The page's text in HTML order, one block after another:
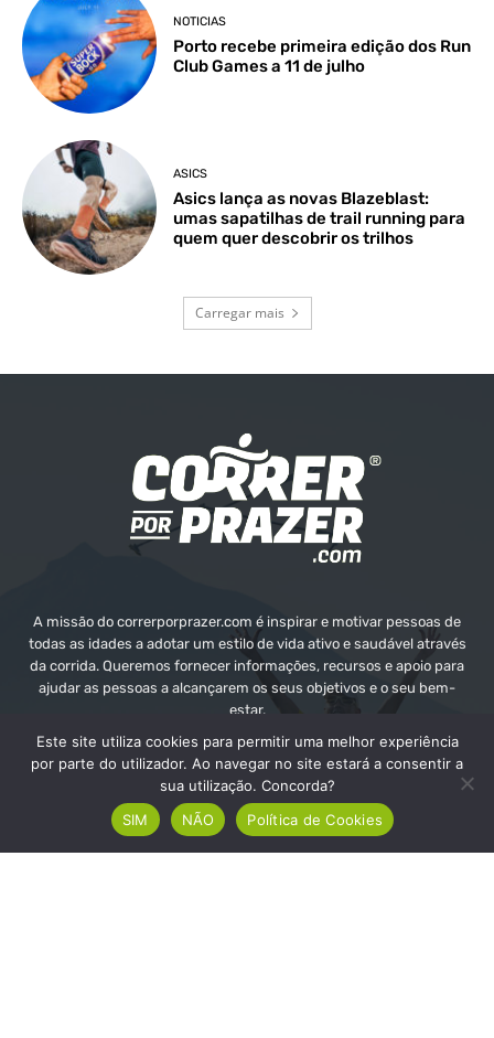
NOTICIAS
Porto recebe primeira edição dos Run
Club Games a 11 de julho
ASICS
Asics lança as novas Blazeblast:
umas sapatilhas de trail running para
quem quer descobrir os trilhos
Carregar mais
A missão do correrporprazer.com é inspirar e motivar pessoas de
todas as idades a adotar um estilo de vida ativo e saudável através
da corrida. Queremos fornecer informações, recursos e apoio para
ajudar as pessoas a alcançarem os seus objetivos e o seu bem-
estar.
Contate-nos:info@correrporprazer.com
Este site utiliza cookies para permitir uma melhor experiência
por parte do utilizador. Ao navegar no site estará a consentir a
sua utilização. Concorda?
SIM
NÃO Política de Cookies